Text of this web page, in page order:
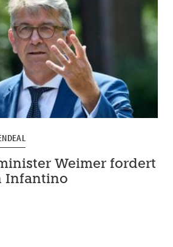
Weimer fordert
Infantino